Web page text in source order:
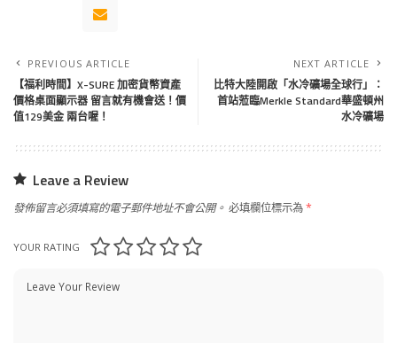
PREVIOUS ARTICLE
【福利時間】X-SURE 加密貨幣資產
價格桌面顯示器 留言就有機會送！價
值129美金 兩台喔！
NEXT ARTICLE
比特大陸開啟「水冷礦場全球行」：
首站蒞臨Merkle Standard華盛頓州
水冷礦場
Leave a Review
發佈留言必須填寫的電子郵件地址不會公開。 必填欄位標示為*
YOUR RATING